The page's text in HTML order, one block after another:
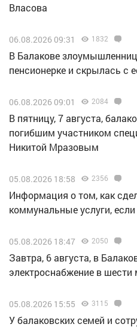
Власова
06.08.2026 09:31 1832
В Балакове
пенсионерке и скрылась с
06.08.2026 09:01 2084
В пятницу, 7 августа,
погибшим участником
Никитой Мразовым
05.08.2026 18:58 2356
Информация о том, как
коммунальные услуги,
05.08.2026 18:47 2050
Завтра, 6 августа, в
электроснабжение в
05.08.2026 15:55 3115
У балаковских семей и